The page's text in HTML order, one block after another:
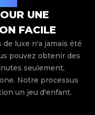
UNE
FACILE
luxe n'a jamais été
pouvez obtenir des
seulement,
Notre processus
un jeu d'enfant.